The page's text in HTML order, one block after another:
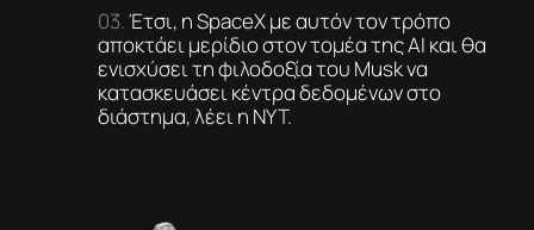
Έτσι, η SpaceX με αυτόν τον τρόπο
αποκτάει μερίδιο στον τομέα της AI και θα
ενισχύσει τη φιλοδοξία του Musk να
κατασκευάσει κέντρα δεδομένων στο
διάστημα, λέει η NYT.